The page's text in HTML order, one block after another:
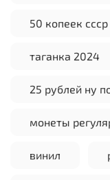
50 копеек ссср
таганка 2024
25 рублей ну
монеты
винил